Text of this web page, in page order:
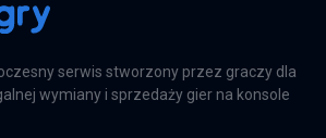
serwis stworzony przez graczy dla
wymiany i sprzedaży gier na konsole